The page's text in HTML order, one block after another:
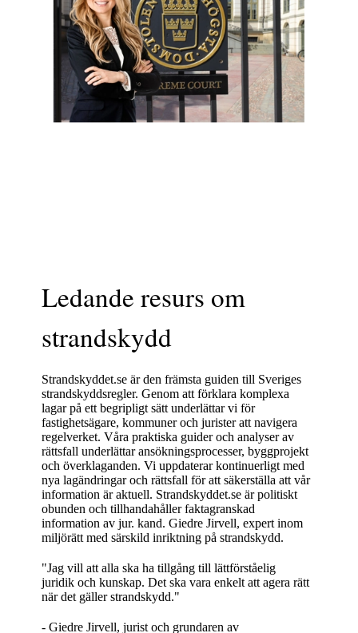
Ledande resurs om
strandskydd
Strandskyddet.se är den främsta guiden till Sveriges
strandskyddsregler. Genom att förklara komplexa
lagar på ett begripligt sätt underlättar vi för
fastighetsägare, kommuner och jurister att navigera
regelverket. Våra praktiska guider och analyser av
rättsfall underlättar ansökningsprocesser, byggprojekt
och överklaganden. Vi uppdaterar kontinuerligt med
nya lagändringar och rättsfall för att säkerställa att vår
information är aktuell. Strandskyddet.se är politiskt
obunden och tillhandahåller faktagranskad
information av jur. kand. Giedre Jirvell, expert inom
miljörätt med särskild inriktning på strandskydd.
"Jag vill att alla ska ha tillgång till lättförståelig
juridik och kunskap. Det ska vara enkelt att agera rätt
när det gäller strandskydd."
- Giedre Jirvell, jurist och grundaren av